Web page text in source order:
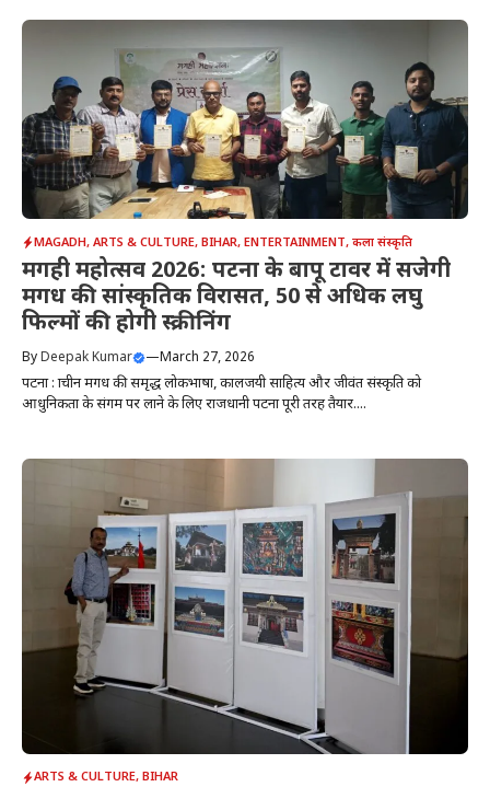
MAGADH, ARTS & CULTURE, BIHAR, ENTERTAINMENT, कला संस्कृति
मगही महोत्सव 2026: पटना के बापू टावर में सजेगी
मगध की सांस्कृतिक विरासत, 50 से अधिक लघु
फिल्मों की होगी स्क्रीनिंग
ByDeepak Kumar —March 27, 2026
पटना : प्राचीन मगध की समृद्ध लोकभाषा, कालजयी साहित्य और जीवंत संस्कृति को
आधुनिकता के संगम पर लाने के लिए राजधानी पटना पूरी तरह तैयार....
ARTS & CULTURE, BIHAR